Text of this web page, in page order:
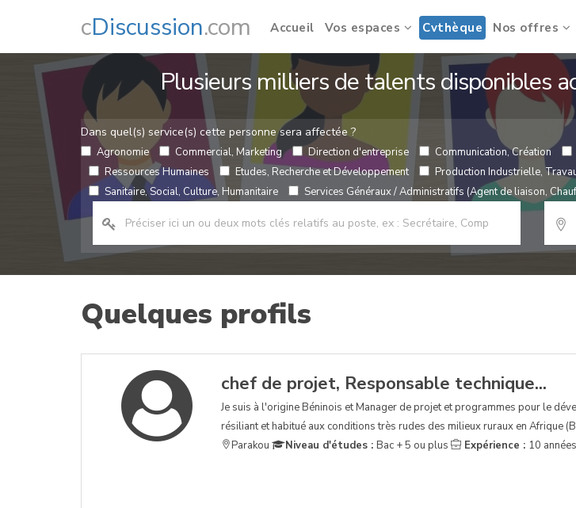
cDiscussion.com Accueil Vos espaces Cvthèque Nos offres
Plusieurs milliers de talents disponibles
Dans quel(s) service(s) cette personne sera affectée ?
Agronomie Commercial, Marketing Direction d'entreprise Communication, Création
Ressources Humaines
Etudes, Recherche et Développement Production Industrielle,
Sanitaire, Social, Culture, Humanitaire
Services Généraux / Administratifs (Agent de liaison,
Quelques profils
chef de projet, Responsable technique...
Je suis à l'origine Béninois et Manager de projet et programmes pour le
résiliant et habitué aux conditions très rudes des milieux ruraux en Afrique
Parakou
Niveau d'études : Bac + 5 ou plus Expérience : 10